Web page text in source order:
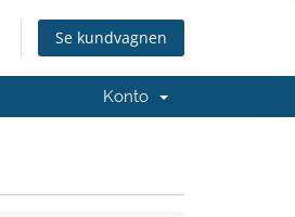
Se kundvagnen
Konto